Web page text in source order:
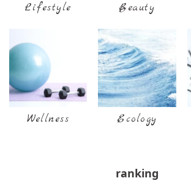
Lifestyle Beauty
Wellness Ecology
ranking